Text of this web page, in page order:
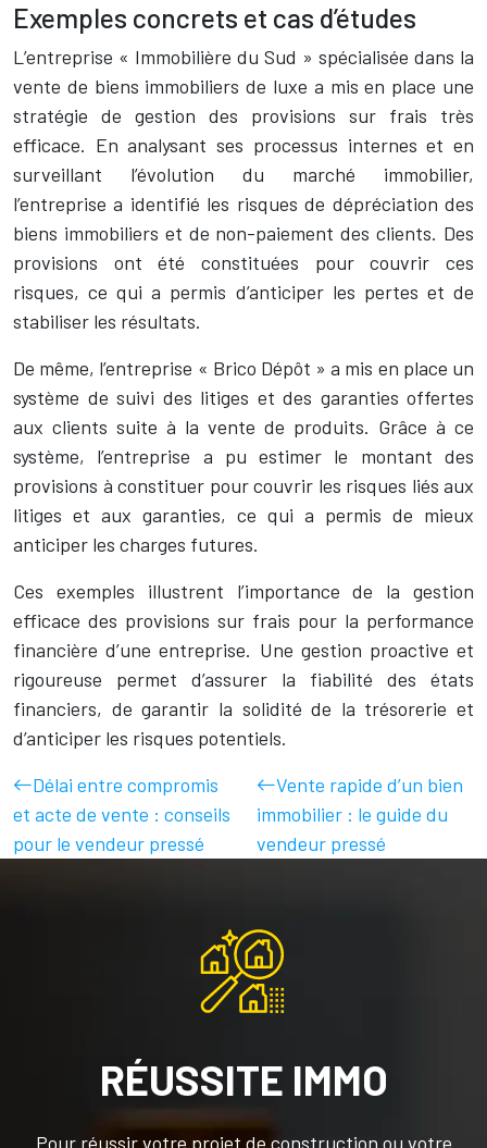
Exemples concrets et cas d’études
L’entreprise « Immobilière du Sud » spécialisée dans la
vente de biens immobiliers de luxe a mis en place une
stratégie de gestion des provisions sur frais très
efficace. En analysant ses processus internes et en
surveillant l’évolution du marché immobilier,
l’entreprise a identifié les risques de dépréciation des
biens immobiliers et de non-paiement des clients. Des
provisions ont été constituées pour couvrir ces
risques, ce qui a permis d’anticiper les pertes et de
stabiliser les résultats.
De même, l’entreprise « Brico Dépôt » a mis en place un
système de suivi des litiges et des garanties offertes
aux clients suite à la vente de produits. Grâce à ce
système, l’entreprise a pu estimer le montant des
provisions à constituer pour couvrir les risques liés aux
litiges et aux garanties, ce qui a permis de mieux
anticiper les charges futures.
Ces exemples illustrent l’importance de la gestion
efficace des provisions sur frais pour la performance
financière d’une entreprise. Une gestion proactive et
rigoureuse permet d’assurer la fiabilité des états
financiers, de garantir la solidité de la trésorerie et
d’anticiper les risques potentiels.
Délai entre compromis
et acte de vente : conseils
pour le vendeur pressé
Vente rapide d’un bien
immobilier : le guide du
vendeur pressé
RÉUSSITE IMMO
Pour réussir votre projet de construction ou votre